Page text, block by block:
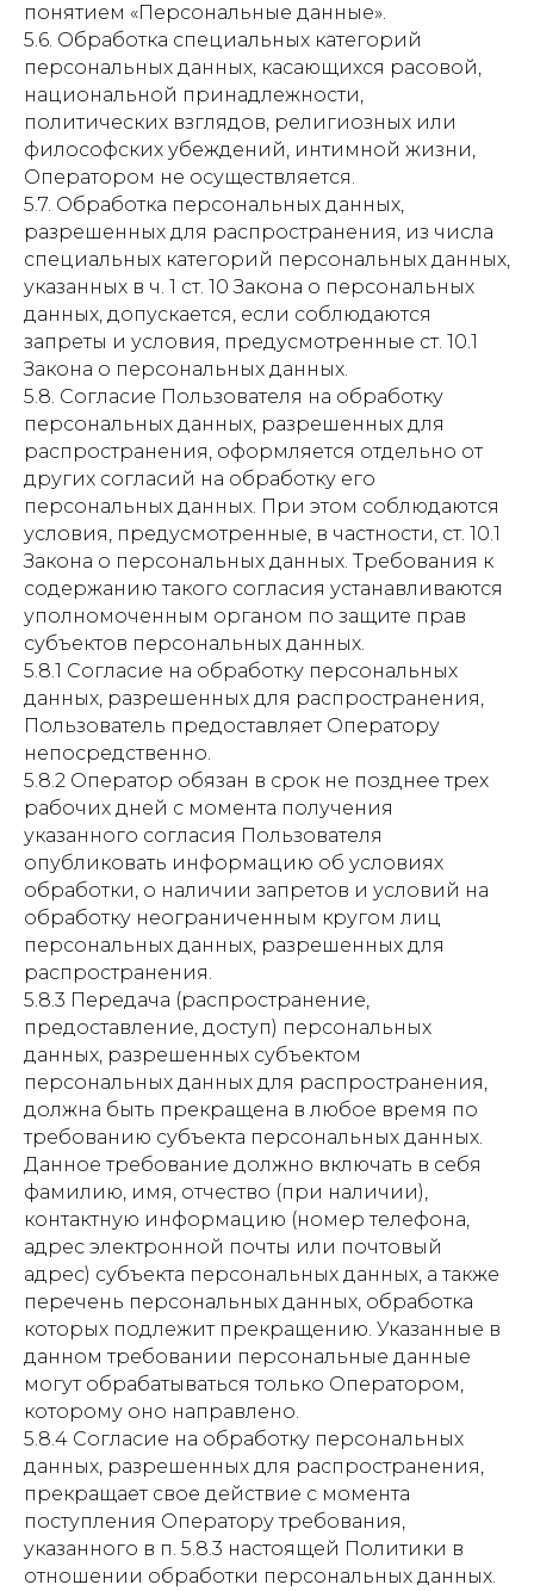
понятием «Персональные данные».
5.6. Обработка специальных категорий
персональных данных, касающихся расовой,
национальной принадлежности,
политических взглядов, религиозных или
философских убеждений, интимной жизни,
Оператором не осуществляется.
5.7. Обработка персональных данных,
разрешенных для распространения, из числа
специальных категорий персональных данных,
указанных в ч. 1 ст. 10 Закона о персональных
данных, допускается, если соблюдаются
запреты и условия, предусмотренные ст. 10.1
Закона о персональных данных.
5.8. Согласие Пользователя на обработку
персональных данных, разрешенных для
распространения, оформляется отдельно от
других согласий на обработку его
персональных данных. При этом соблюдаются
условия, предусмотренные, в частности, ст. 10.1
Закона о персональных данных. Требования к
содержанию такого согласия устанавливаются
уполномоченным органом по защите прав
субъектов персональных данных.
5.8.1 Согласие на обработку персональных
данных, разрешенных для распространения,
Пользователь предоставляет Оператору
непосредственно.
5.8.2 Оператор обязан в срок не позднее трех
рабочих дней с момента получения
указанного согласия Пользователя
опубликовать информацию об условиях
обработки, о наличии запретов и условий на
обработку неограниченным кругом лиц
персональных данных, разрешенных для
распространения.
5.8.3 Передача (распространение,
предоставление, доступ) персональных
данных, разрешенных субъектом
персональных данных для распространения,
должна быть прекращена в любое время по
требованию субъекта персональных данных.
Данное требование должно включать в себя
фамилию, имя, отчество (при наличии),
контактную информацию (номер телефона,
адрес электронной почты или почтовый
адрес) субъекта персональных данных, а также
перечень персональных данных, обработка
которых подлежит прекращению. Указанные в
данном требовании персональные данные
могут обрабатываться только Оператором,
которому оно направлено.
5.8.4 Согласие на обработку персональных
данных, разрешенных для распространения,
прекращает свое действие с момента
поступления Оператору требования,
указанного в п. 5.8.3 настоящей Политики в
отношении обработки персональных данных.